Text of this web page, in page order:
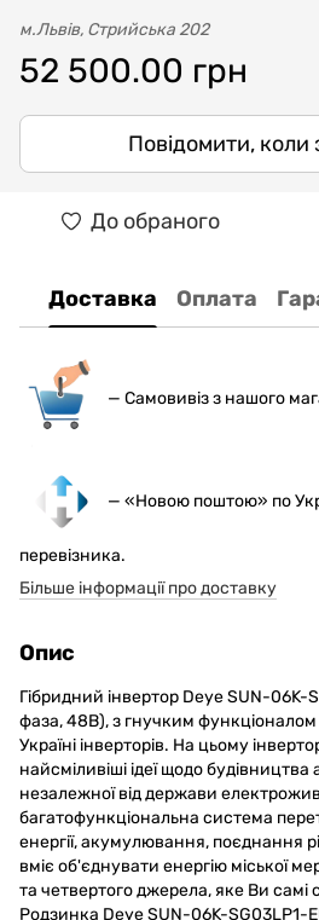
м.Львів, Стрийська 202
52 500.00 грн
Повідомити, коли
До обраного
Доставка Оплата
— Самовивіз з нашого
— «Новою поштою» по
перевізника.
Більше інформації про доставку
Опис
Гібридний інвертор Deye SUN-06K-
фаза, 48В), з гнучким функціоналом
Україні інверторів. На цьому
найсміливіші ідеї щодо будівництва
незалежної від держави
багатофункціональна система
енергії, акумулювання, поєднання
вміє об'єднувати енергію міської
та четвертого джерела, яке Ви самі
Родзинка Deye SUN-06K-SG03LP1-